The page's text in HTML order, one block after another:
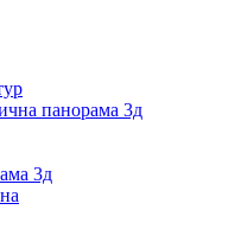
панорама 3д
3д